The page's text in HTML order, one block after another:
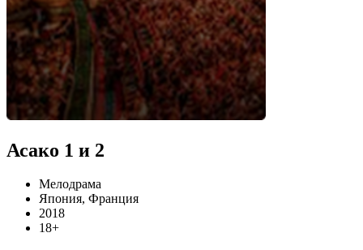
Асако 1 и 2
Мелодрама
Япония, Франция
2018
18+